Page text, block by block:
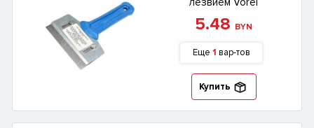
5.48 BYN
Еще 1 вар-тов
Купить